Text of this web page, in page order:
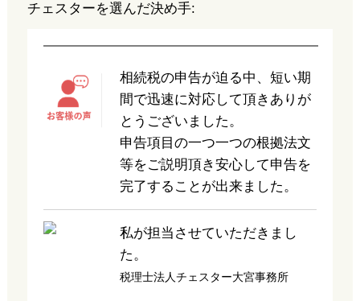
チェスターを選んだ決め手:
相続税の申告が迫る中、短い期
間で迅速に対応して頂きありが
とうございました。
申告項目の一つ一つの根拠法文
等をご説明頂き安心して申告を
完了することが出来ました。
私が担当させていただきまし
た。
税理士法人チェスター大宮事務所